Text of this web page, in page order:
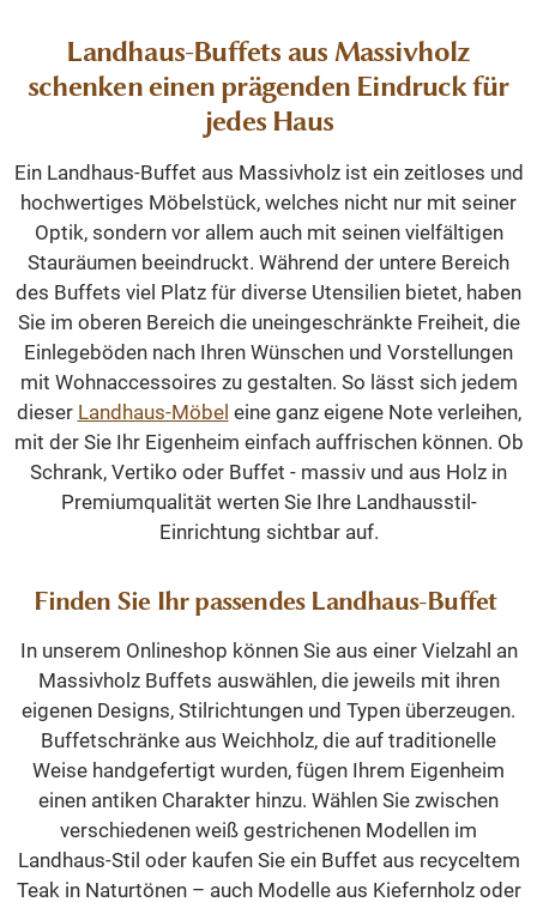
Landhaus-Buffets aus Massivholz
schenken einen prägenden Eindruck für
jedes Haus
Ein Landhaus-Buffet aus Massivholz ist ein zeitloses und
hochwertiges Möbelstück, welches nicht nur mit seiner
Optik, sondern vor allem auch mit seinen vielfältigen
Stauräumen beeindruckt. Während der untere Bereich
des Buffets viel Platz für diverse Utensilien bietet, haben
Sie im oberen Bereich die uneingeschränkte Freiheit, die
Einlegeböden nach Ihren Wünschen und Vorstellungen
mit Wohnaccessoires zu gestalten. So lässt sich jedem
dieser Landhaus-Möbel eine ganz eigene Note verleihen,
mit der Sie Ihr Eigenheim einfach auffrischen können. Ob
Schrank, Vertiko oder Buffet - massiv und aus Holz in
Premiumqualität werten Sie Ihre Landhausstil-
Einrichtung sichtbar auf.
Finden Sie Ihr passendes Landhaus-Buffet
In unserem Onlineshop können Sie aus einer Vielzahl an
Massivholz Buffets auswählen, die jeweils mit ihren
eigenen Designs, Stilrichtungen und Typen überzeugen.
Buffetschränke aus Weichholz, die auf traditionelle
Weise handgefertigt wurden, fügen Ihrem Eigenheim
einen antiken Charakter hinzu. Wählen Sie zwischen
verschiedenen weiß gestrichenen Modellen im
Landhaus-Stil oder kaufen Sie ein Buffet aus recyceltem
Teak in Naturtönen – auch Modelle aus Kiefernholz oder